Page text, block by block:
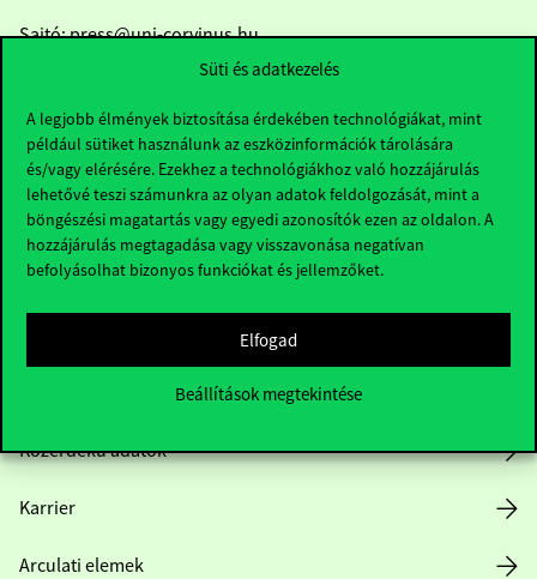
Süti és adatkezelés
A legjobb élmények biztosítása érdekében technológiákat, mint
például sütiket használunk az eszközinformációk tárolására
és/vagy elérésére. Ezekhez a technológiákhoz való hozzájárulás
lehetővé teszi számunkra az olyan adatok feldolgozását, mint a
böngészési magatartás vagy egyedi azonosítók ezen az oldalon. A
hozzájárulás megtagadása vagy visszavonása negatívan
befolyásolhat bizonyos funkciókat és jellemzőket.
Elfogad
Beállítások megtekintése
Sajtó:press@uni-corvinus.hu
Hasznos linkek
Közérdekű adatok
Karrier
Arculati elemek